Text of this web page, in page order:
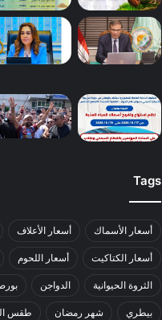
Tags
أسعار الأسماك أسعار الأعلاف
أسعار الكتاكيت أسعار اللحوم
الثروة الحيوانية الدواجن
بيطري شهر رمضان طقس